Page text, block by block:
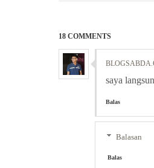
18 COMMENTS
saya
Balas
Balasan
Balas